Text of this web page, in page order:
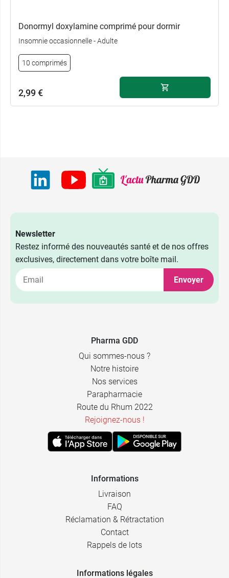
Donormyl doxylamine comprimé pour dormir
Insomnie occasionnelle - Adulte
10 comprimés
2,99 €
Newsletter
Restez informé des nouveautés santé et de nos offres
exclusives, directement dans votre boîte mail.
Envoyer
Pharma GDD
Qui sommes-nous ?
Notre histoire
Nos services
Parapharmacie
Route du Rhum 2022
Rejoignez-nous !
Informations
Livraison
FAQ
Réclamation & Rétractation
Contact
Rappels de lots
Informations légales